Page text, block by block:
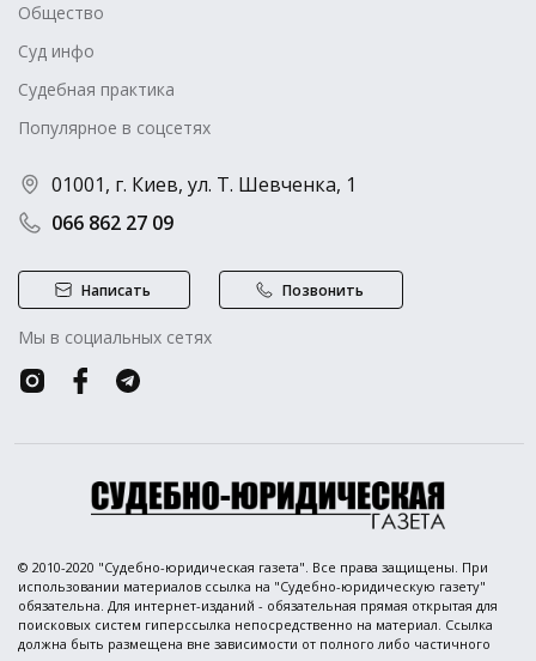
Общество
Суд инфо
Судебная практика
Популярное в соцсетях
066 862 27 09
01001, г. Киев, ул. Т. Шевченка, 1
Написать Позвонить
Мы в социальных сетях
© 2010-2020 "Судебно-юридическая газета". Все права защищены. При
использовании материалов ссылка на "Судебно-юридическую газету"
обязательна. Для интернет-изданий - обязательная прямая открытая для
поисковых систем гиперссылка непосредственно на материал. Ссылка
должна быть размещена вне зависимости от полного либо частичного